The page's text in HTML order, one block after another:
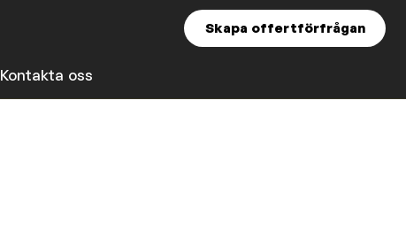
Skapa offertförfrågan
Kontakta oss